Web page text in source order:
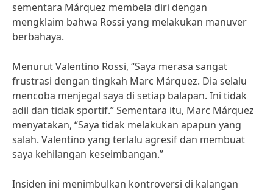
sementara Márquez membela diri dengan
mengklaim bahwa Rossi yang melakukan manuver
berbahaya.
Menurut Valentino Rossi, “Saya merasa sangat
frustrasi dengan tingkah Marc Márquez. Dia selalu
mencoba menjegal saya di setiap balapan. Ini tidak
adil dan tidak sportif.” Sementara itu, Marc Márquez
menyatakan, “Saya tidak melakukan apapun yang
salah. Valentino yang terlalu agresif dan membuat
saya kehilangan keseimbangan.”
Insiden ini menimbulkan kontroversi di kalangan